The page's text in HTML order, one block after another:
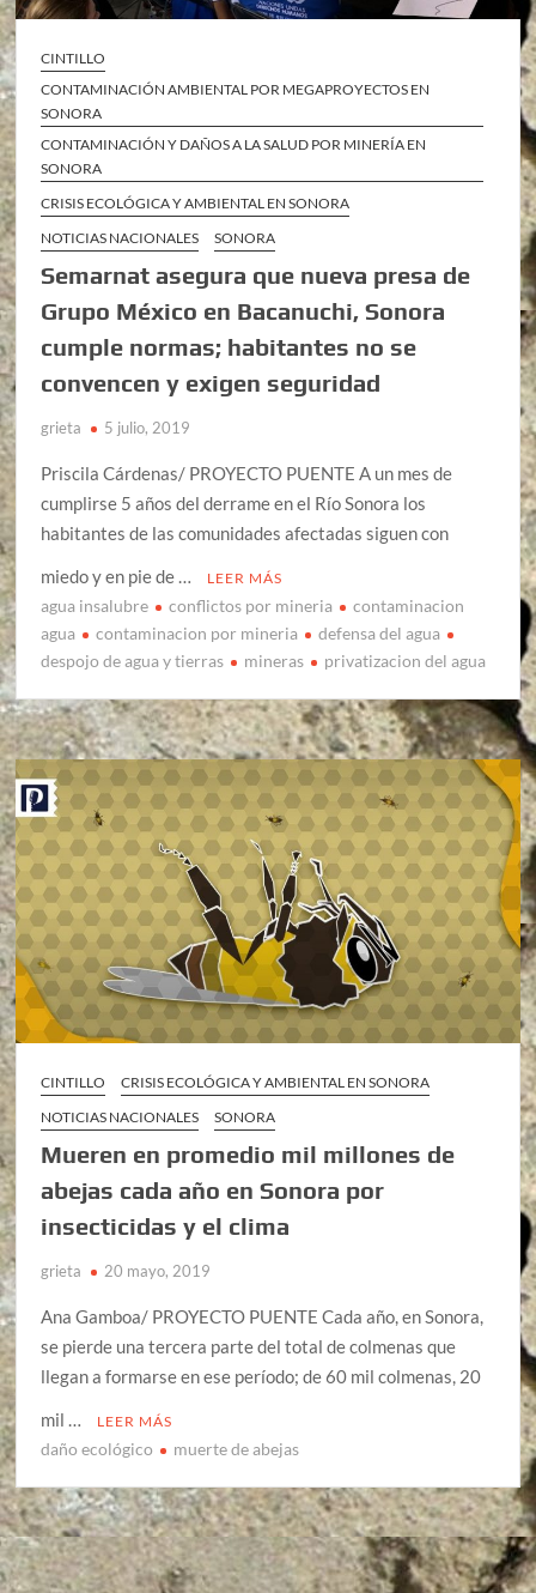
CINTILLO
CONTAMINACIÓN AMBIENTAL POR MEGAPROYECTOS EN
SONORA
CONTAMINACIÓN Y DAÑOS A LA SALUD POR MINERÍA EN
SONORA
CRISIS ECOLÓGICA Y AMBIENTAL EN SONORA
NOTICIAS NACIONALES
SONORA
Semarnat asegura que nueva presa de
Grupo México en Bacanuchi, Sonora
cumple normas; habitantes no se
convencen y exigen seguridad
grieta 5 julio, 2019
Priscila Cárdenas/ PROYECTO PUENTE A un mes de
cumplirse 5 años del derrame en el Río Sonora los
habitantes de las comunidades afectadas siguen con
miedo y en pie de …
LEER MÁS
agua insalubre conflictos por mineria
contaminacion
agua
contaminacion por mineria
defensa del agua
despojo de agua y tierras
mineras privatizacion del agua
CINTILLO
CRISIS ECOLÓGICA Y AMBIENTAL EN SONORA
NOTICIAS NACIONALES
SONORA
Mueren en promedio mil millones de
abejas cada año en Sonora por
insecticidas y el clima
grieta 20 mayo, 2019
Ana Gamboa/ PROYECTO PUENTE Cada año, en Sonora,
se pierde una tercera parte del total de colmenas que
llegan a formarse en ese período; de 60 mil colmenas, 20
mil …
LEER MÁS
daño ecológico muerte de abejas